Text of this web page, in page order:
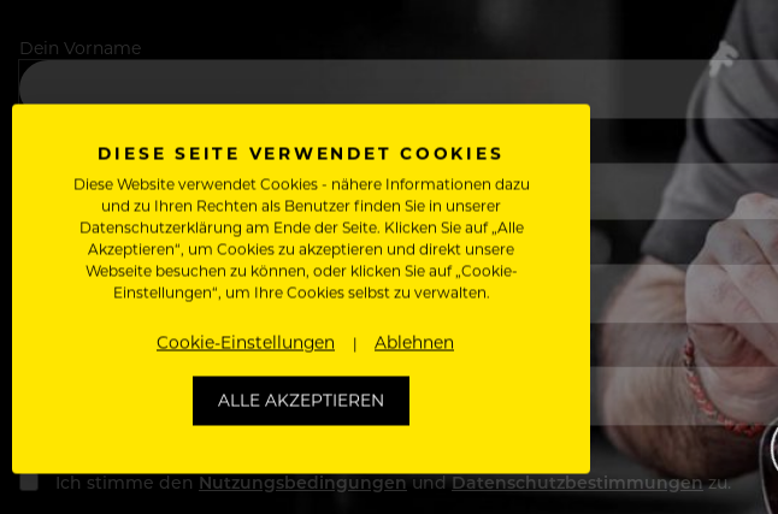
Dein Vorname
In welchem Bereich arbeitest du
Deine E-Mail Adresse
Ich stimme denNutzungsbedingungenundDatenschutzbestimmungenzu.
DIESE SEITE VERWENDET COOKIES
Diese Website verwendet Cookies - nähere Informationen dazu
und zu Ihren Rechten als Benutzer finden Sie in unserer
Datenschutzerklärung am Ende der Seite. Klicken Sie auf „Alle
Akzeptieren“, um Cookies zu akzeptieren und direkt unsere
Webseite besuchen zu können, oder klicken Sie auf „Cookie-
Einstellungen“, um Ihre Cookies selbst zu verwalten.
Cookie-Einstellungen Ablehnen
ALLE AKZEPTIEREN